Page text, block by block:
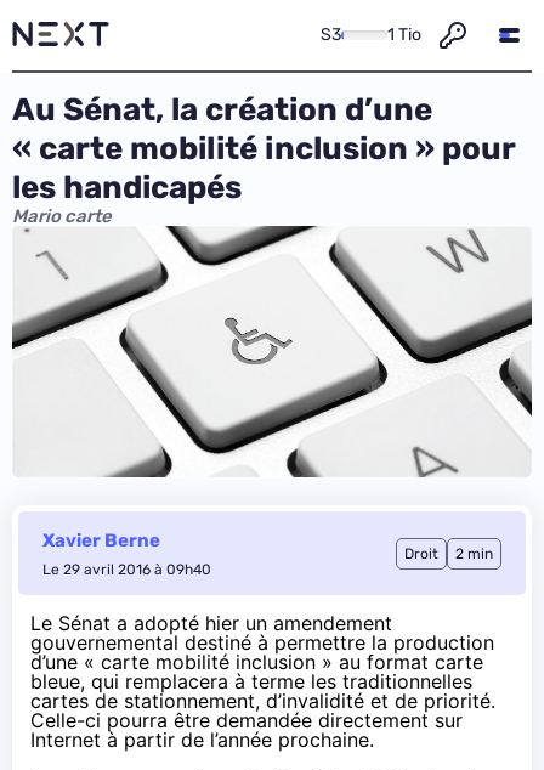
S3 1 Tio
Au Sénat, la création d’une
« carte mobilité inclusion » pour
les handicapés
Mario carte
Xavier Berne
Le 29 avril 2016 à 09h40
Droit 2 min
Le Sénat a adopté hier un amendement
gouvernemental destiné à permettre la production
d’une « carte mobilité inclusion » au format carte
bleue, qui remplacera à terme les traditionnelles
cartes de stationnement, d’invalidité et de priorité.
Celle-ci pourra être demandée directement sur
Internet à partir de l’année prochaine.